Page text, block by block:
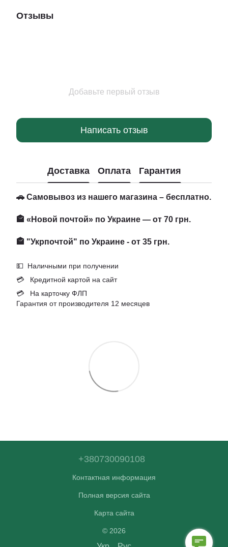
Отзывы
Добавьте первый отзыв
Написать отзыв
Доставка Оплата Гарантия
🚗 Самовывоз из нашего магазина – бесплатно.
🏤 «Новой почтой» по Украине — от 70 грн.
🏤 "Укрпочтой" по Украине - от 35 грн.
💵 Наличными при получении
💳 Кредитной картой на сайт
💳 На карточку ФЛП
Гарантия от производителя 12 месяцев
+380730090108
Контактная информация
Полная версия сайта
Карта сайта
© 2026